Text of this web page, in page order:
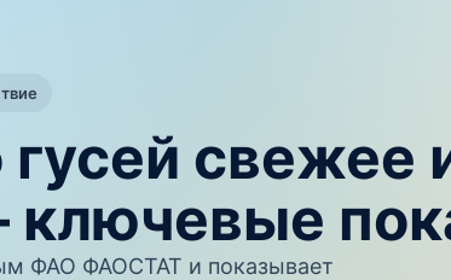
свежее
ФАО ФАОСТАТ и показывает